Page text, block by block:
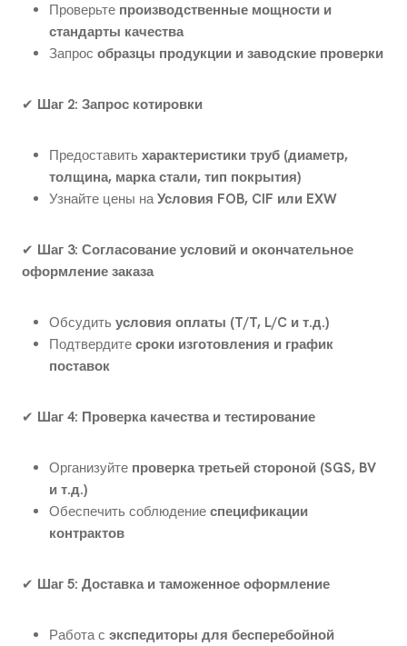
Проверьте производственные мощности и
стандарты качества
Запрос образцы продукции и заводские проверки
✔ Шаг 2: Запрос котировки
Предоставить характеристики труб (диаметр,
толщина, марка стали, тип покрытия)
Узнайте цены наУсловия FOB, CIF или EXW
✔ Шаг 3: Согласование условий и окончательное
оформление заказа
Обсудить условия оплаты (T/T, L/C и т.д.)
Подтвердите сроки изготовления и график
поставок
✔ Шаг 4: Проверка качества и тестирование
Организуйте проверка третьей стороной (SGS, BV
и т.д.)
Обеспечить соблюдение спецификации
контрактов
✔ Шаг 5: Доставка и таможенное оформление
Работа с экспедиторы для бесперебойной